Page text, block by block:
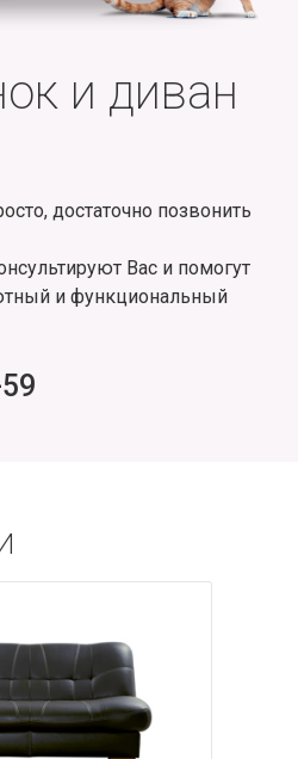
и диван
достаточно позвонить
Вас и помогут
и функциональный